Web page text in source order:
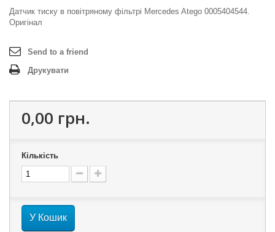
Датчик тиску в повітряному фільтрі Mercedes Atego 0005404544.
Оригінал
Send to a friend
Друкувати
0,00 грн.
Кількість
У Кошик